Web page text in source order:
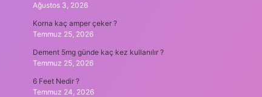
Ağustos 3, 2026
Korna kaç amper çeker ?
Temmuz 25, 2026
Dement 5mg günde kaç kez kullanılır ?
Temmuz 25, 2026
6 Feet Nedir ?
Temmuz 24, 2026